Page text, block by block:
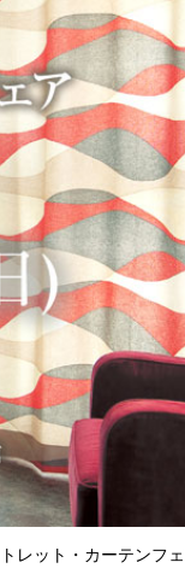
レット・カーテンフ